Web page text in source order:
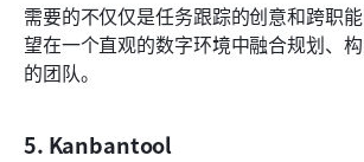
需要的不仅仅是任务跟踪的创意和跨职
望在一个直观的数字环境中融合规划、
的团队。
5. Kanbantool